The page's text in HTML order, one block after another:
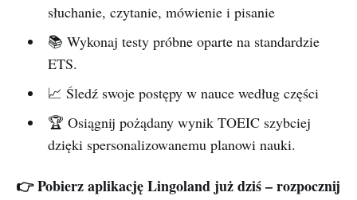
słuchanie, czytanie, mówienie i pisanie
📚 Wykonaj testy próbne oparte na standardzie
ETS.
📈 Śledź swoje postępy w nauce według części
🏆 Osiągnij pożądany wynik TOEIC szybciej
dzięki spersonalizowanemu planowi nauki.
👉 Pobierz aplikację Lingoland już dziś – rozpocznij